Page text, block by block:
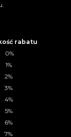
rabatu
0%
1%
2%
3%
4%
5%
6%
7%